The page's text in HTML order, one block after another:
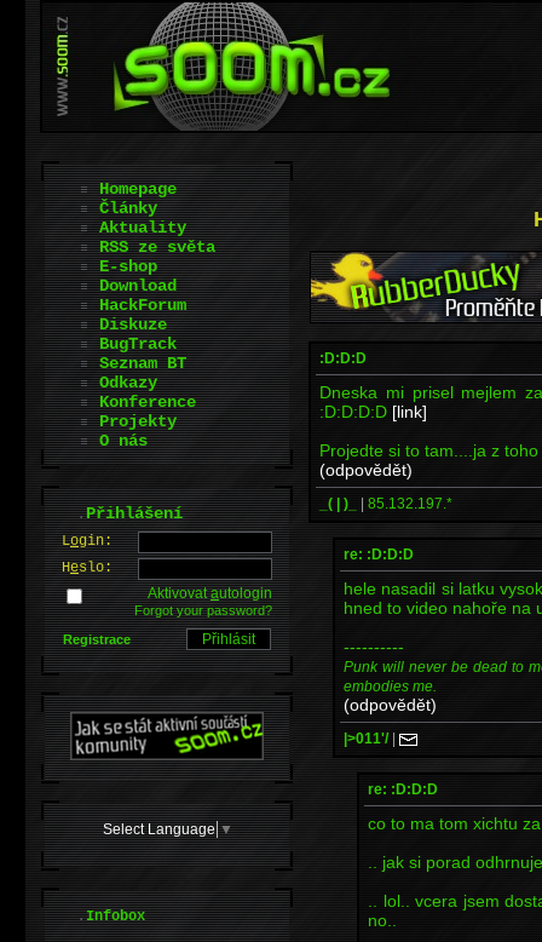
:D:D:D
Dneska mi prisel mejlem
:D:D:D:D [link]
Projedte si to tam....ja z
(odpovědět)
_( | )_ | 85.132.197.*
re: :D:D:D
hele nasadil si latku
hned to video nahoře na
----------
Punk will never be dead to
embodies me.
(odpovědět)
|>011'/|
re: :D:D:D
co to ma tom xichtu
.. jak si porad
.. lol.. vcera jsem
no..
Homepage
Články
Aktuality
RSS ze světa
E-shop
Download
HackForum
Diskuze
BugTrack
Seznam BT
Odkazy
Konference
Projekty
O nás
.Přihlášení
Login:
Heslo:
Aktivovatautologin
Forgot your password?
Registrace
Select Language ▼
.Infobox